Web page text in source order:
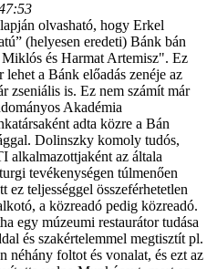
olvasható, hogy Erkel
(helyesen eredeti) Bánk bán
és Harmat Artemisz". Ez
a Bánk előadás zenéje az
zseniális is. Ez nem számít már
Akadémia
adta közre a Bán
Dolinszky komoly tudós,
alkalmazottjaként az általa
tevékenységen túlmenően
teljességgel összeférhetetlen
a közreadó pedig közreadó.
egy múzeumi restaurátor tudása
és szakértelemmel megtisztít pl.
néhány foltot és vonalat, és ezt az